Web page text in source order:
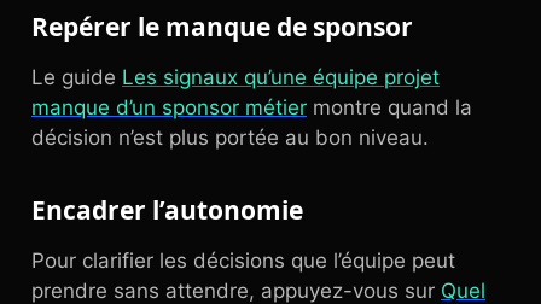
Repérer le manque de sponsor
Le guide Les signaux qu’une équipe projet
manque d’un sponsor métier montre quand la
décision n’est plus portée au bon niveau.
Encadrer l’autonomie
Pour clarifier les décisions que l’équipe peut
prendre sans attendre, appuyez-vous sur Quel